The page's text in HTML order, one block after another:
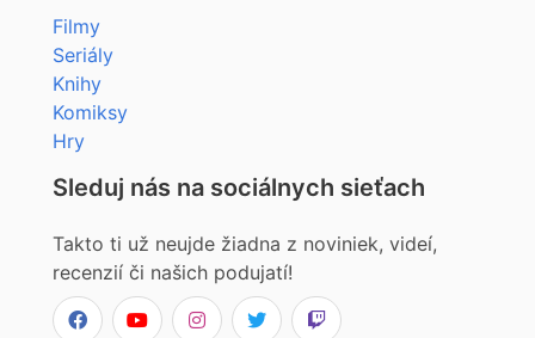
Filmy
Seriály
Knihy
Komiksy
Hry
Sleduj nás na sociálnych sieťach
Takto ti už neujde žiadna z noviniek, videí,
recenzií či našich podujatí!